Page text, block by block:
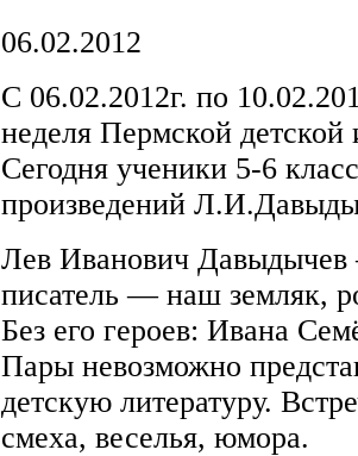
06.02.2012
С 06.02.2012г. по
неделя Пермской
Сегодня ученики 5-6
произведений
Лев Иванович Давыдычев
писатель — наш земляк,
Без его героев: Ивана
Пары невозможно
детскую литературу.
смеха, веселья, юмора.